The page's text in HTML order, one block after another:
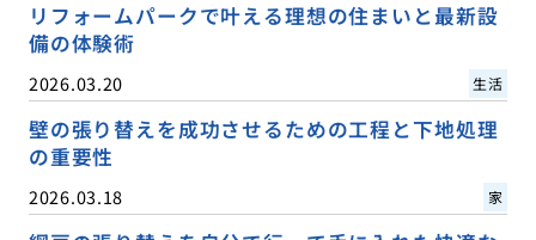
リフォームパークで叶える理想の住まいと最新設
備の体験術
2026.03.20 生活
壁の張り替えを成功させるための工程と下地処理
の重要性
2026.03.18 家